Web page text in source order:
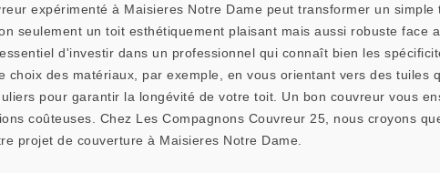
expérimenté à Maisieres Notre Dame peut transformer un simple
un toit esthétiquement plaisant mais aussi robuste face
d'investir dans un professionnel qui connaît bien les
des matériaux, par exemple, en vous orientant vers des tuiles
pour garantir la longévité de votre toit. Un bon couvreur vous
coûteuses. Chez Les Compagnons Couvreur 25, nous croyons
projet de couverture à Maisieres Notre Dame.